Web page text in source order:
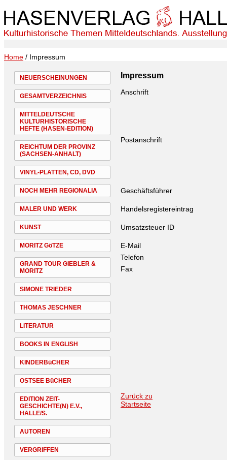
Home / Impressum
NEUERSCHEINUNGEN
GESAMTVERZEICHNIS
MITTELDEUTSCHE
KULTURHISTORISCHE
HEFTE (HASEN-EDITION)
REICHTUM DER PROVINZ
(SACHSEN-ANHALT)
VINYL-PLATTEN, CD, DVD
NOCH MEHR REGIONALIA
MALER UND WERK
KUNST
MORITZ GöTZE
GRAND TOUR GIEBLER &
MORITZ
SIMONE TRIEDER
THOMAS JESCHNER
LITERATUR
BOOKS IN ENGLISH
KINDERBüCHER
OSTSEE BüCHER
EDITION ZEIT-
GESCHICHTE(N) E.V.,
HALLE/S.
AUTOREN
VERGRIFFEN
Impressum
Anschrift
Postanschrift
Geschäftsführer
Handelsregistereintrag
Umsatzsteuer ID
E-Mail
Telefon
Fax
Zurück zu
Startseite